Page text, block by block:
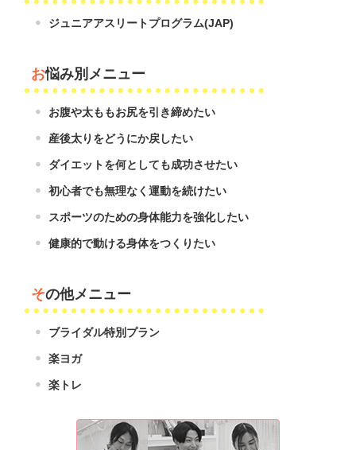
ジュニアアスリートプログラム(JAP)
お悩み別メニュー
お腹や太ももお尻を引き締めたい
産後太りをどうにか戻したい
ダイエットを何としても成功させたい
初心者でも無理なく運動を続けたい
スポーツのための身体能力を強化したい
健康的で動ける身体をつくりたい
その他メニュー
ブライダル特別プラン
楽ヨガ
楽トレ